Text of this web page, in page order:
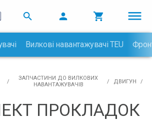
  
Вилкові навантажувачі TEU
ЗАПЧАСТИНИ ДО ВИЛКОВИХ
НАВАНТАЖУВАЧІВ
ДВИГУН
ПРОКЛАДОК